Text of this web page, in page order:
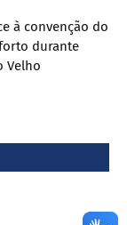
à convenção do
durante
Velho